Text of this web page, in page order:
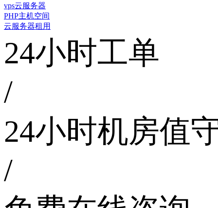
vps云服务器
PHP主机空间
云服务器租用
24小时工单
/
24小时机房值
/